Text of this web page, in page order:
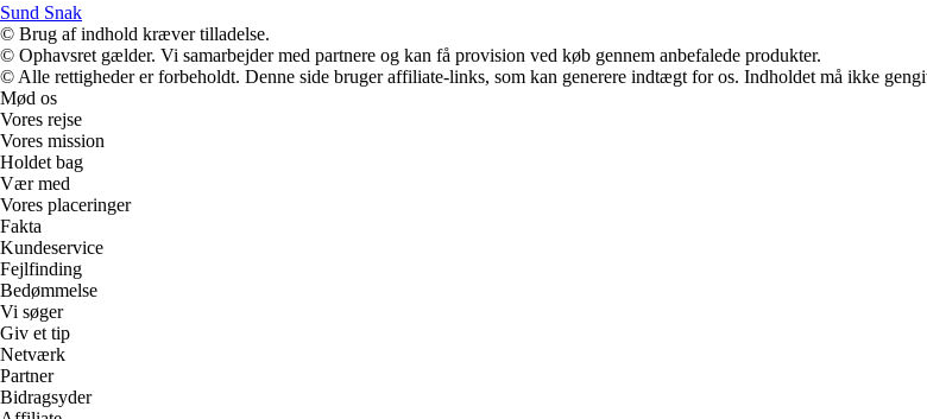
Sund Snak
© Brug af indhold kræver tilladelse.
© Ophavsret gælder. Vi samarbejder med partnere og kan få provision ved køb gennem anbefalede produkter.
© Alle rettigheder er forbeholdt. Denne side bruger affiliate-links, som kan generere indtægt for os. Indholdet må ikke
Mød os
Vores rejse
Vores mission
Holdet bag
Vær med
Vores placeringer
Fakta
Kundeservice
Fejlfinding
Bedømmelse
Vi søger
Giv et tip
Netværk
Partner
Bidragsyder